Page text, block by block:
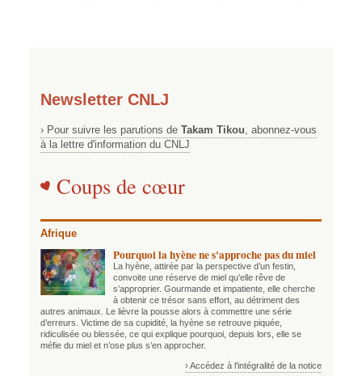
Newsletter CNLJ
› Pour suivre les parutions de Takam Tikou , abonnez-vous
à la lettre d'information du CNLJ
Coups de cœur
Afrique
Pourquoi la hyène ne s'approche pas du miel
La hyène, attirée par la perspective d’un festin,
convoite une réserve de miel qu’elle rêve de
s’approprier. Gourmande et impatiente, elle cherche
à obtenir ce trésor sans effort, au détriment des
autres animaux. Le lièvre la pousse alors à commettre une série
d’erreurs. Victime de sa cupidité, la hyène se retrouve piquée,
ridiculisée ou blessée, ce qui explique pourquoi, depuis lors, elle se
méfie du miel et n’ose plus s’en approcher.
› Accédez à l'intégralité de la notice